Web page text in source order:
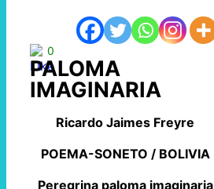
0
PALOMA
IMAGINARIA
Ricardo Jaimes Freyre
POEMA-SONETO / BOLIVIA
Peregrina paloma imaginaria